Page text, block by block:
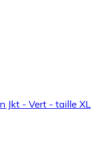
Jkt - Vert - taille XL